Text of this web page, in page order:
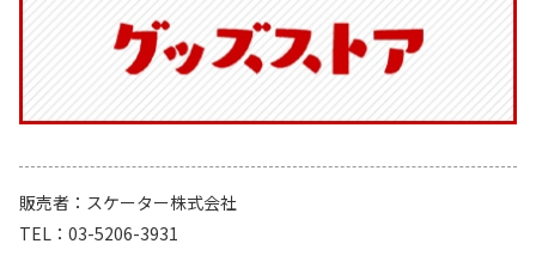
販売者
スケーター株式会社
TEL
03-5206-3931